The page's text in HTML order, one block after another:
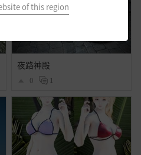
of this region
夜路神殿
0 1